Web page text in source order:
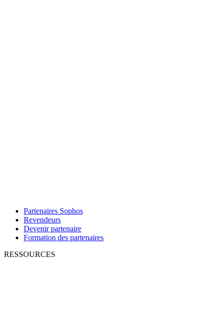
Partenaires Sophos
Revendeurs
Devenir partenaire
Formation des partenaires
RESSOURCES